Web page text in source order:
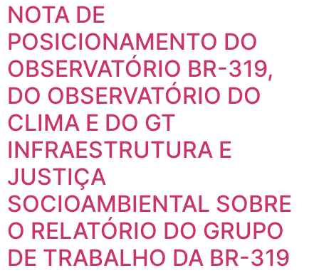
NOTA DE
POSICIONAMENTO DO
OBSERVATÓRIO BR-319,
DO OBSERVATÓRIO DO
CLIMA E DO GT
INFRAESTRUTURA E
JUSTIÇA
SOCIOAMBIENTAL SOBRE
O RELATÓRIO DO GRUPO
DE TRABALHO DA BR-319